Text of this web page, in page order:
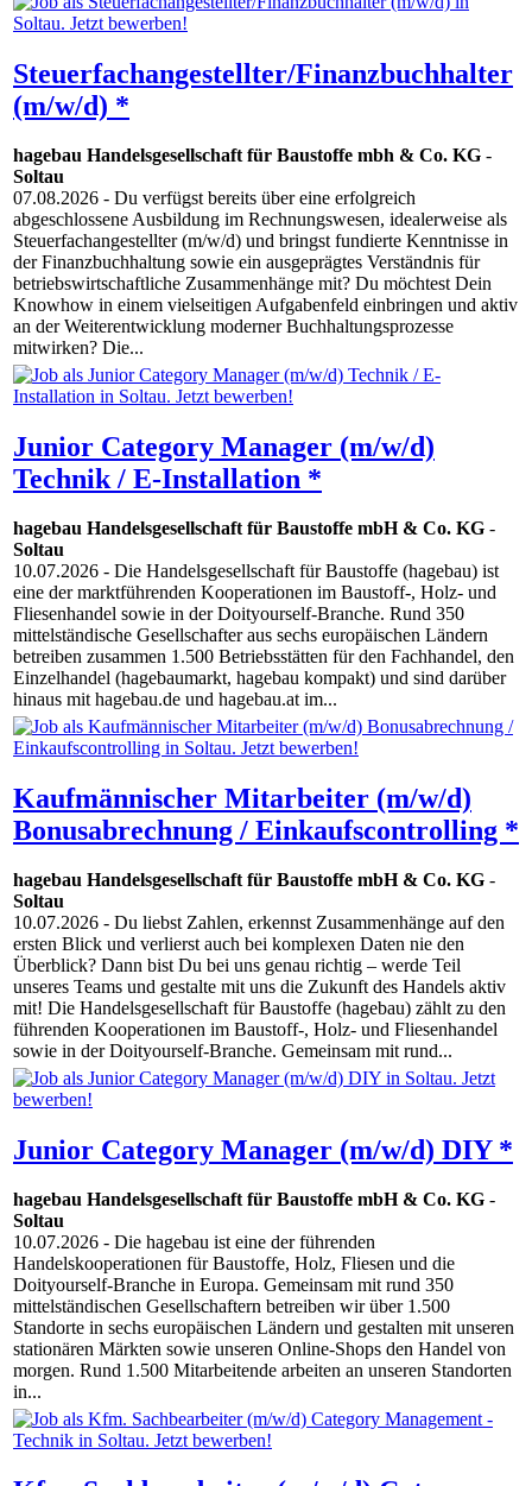
Steuerfachangestellter/Finanzbuchhalter
(m/w/d) *
hagebau Handelsgesellschaft für Baustoffe mbh & Co. KG -
Soltau
07.08.2026 - Du verfügst bereits über eine erfolgreich
abgeschlossene Ausbildung im Rechnungswesen, idealerweise als
Steuerfachangestellter (m/w/d) und bringst fundierte Kenntnisse in
der Finanzbuchhaltung sowie ein ausgeprägtes Verständnis für
betriebswirtschaftliche Zusammenhänge mit? Du möchtest Dein
Knowhow in einem vielseitigen Aufgabenfeld einbringen und aktiv
an der Weiterentwicklung moderner Buchhaltungsprozesse
mitwirken? Die...
Junior Category Manager (m/w/d)
Technik / E-Installation *
hagebau Handelsgesellschaft für Baustoffe mbH & Co. KG -
Soltau
10.07.2026 - Die Handelsgesellschaft für Baustoffe (hagebau) ist
eine der marktführenden Kooperationen im Baustoff-, Holz- und
Fliesenhandel sowie in der Doityourself-Branche. Rund 350
mittelständische Gesellschafter aus sechs europäischen Ländern
betreiben zusammen 1.500 Betriebsstätten für den Fachhandel, den
Einzelhandel (hagebaumarkt, hagebau kompakt) und sind darüber
hinaus mit hagebau.de und hagebau.at im...
Kaufmännischer Mitarbeiter (m/w/d)
Bonusabrechnung / Einkaufscontrolling *
hagebau Handelsgesellschaft für Baustoffe mbH & Co. KG -
Soltau
10.07.2026 - Du liebst Zahlen, erkennst Zusammenhänge auf den
ersten Blick und verlierst auch bei komplexen Daten nie den
Überblick? Dann bist Du bei uns genau richtig – werde Teil
unseres Teams und gestalte mit uns die Zukunft des Handels aktiv
mit! Die Handelsgesellschaft für Baustoffe (hagebau) zählt zu den
führenden Kooperationen im Baustoff-, Holz- und Fliesenhandel
sowie in der Doityourself-Branche. Gemeinsam mit rund...
Junior Category Manager (m/w/d) DIY *
hagebau Handelsgesellschaft für Baustoffe mbH & Co. KG -
Soltau
10.07.2026 - Die hagebau ist eine der führenden
Handelskooperationen für Baustoffe, Holz, Fliesen und die
Doityourself-Branche in Europa. Gemeinsam mit rund 350
mittelständischen Gesellschaftern betreiben wir über 1.500
Standorte in sechs europäischen Ländern und gestalten mit unseren
stationären Märkten sowie unseren Online-Shops den Handel von
morgen. Rund 1.500 Mitarbeitende arbeiten an unseren Standorten
in...